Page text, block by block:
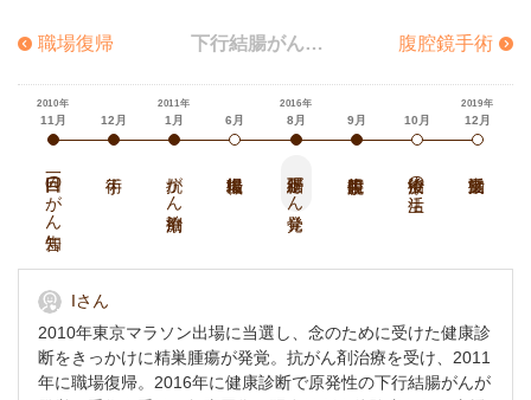
Hatch Healthcare K.K. https://www.hatch-healthcare.co.jp
職場復帰 下行結腸がん発覚 腹腔鏡手術
2010年
11月
一回目のがん告知
12月
2011年
1月
抗がん剤治療
6月
2016年
8月
下行結腸がん発覚
9月 10月
治療後の生活
2019年
12月
Iさん
2010年東京マラソン出場に当選し、念のために受けた健康診
断をきっかけに精巣腫瘍が発覚。抗がん剤治療を受け、2011
年に職場復帰。2016年に健康診断で原発性の下行結腸がんが